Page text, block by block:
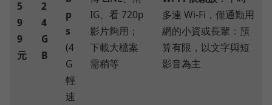
5
9
9
元
2
4
G
B
p
s
(4
G
輕
速
IG、看 720p
影片夠用；
下載大檔案
需稍等
多連 Wi-Fi，僅通勤用
網的小資或長輩：預
算有限，以文字與短
影音為主